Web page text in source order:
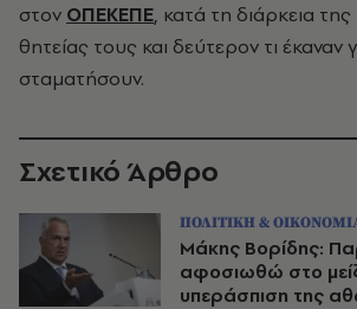
στον ΟΠΕΚΕΠΕ, κατά τη διάρκεια
θητείας τους και δεύτερον τι έκαναν
σταματήσουν.
Σχετικό Άρθρο
ΠΟΛΙΤΙΚΗ &
Μάκης Βορίδης:
αφοσιωθώ στο
υπεράσπιση της